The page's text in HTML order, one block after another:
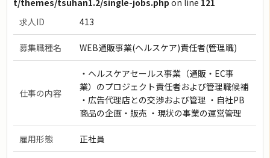
t/themes/tsuhan1.2/single-jobs.php on line 121
求人ID
413
募集職種名 WEB通販事業(ヘルスケア)責任者(管理職)
仕事の内容
・ヘルスケアセールス事業（通販・EC事
業）のプロジェクト責任者および管理職候補
・広告代理店との交渉および管理 ・自社PB
商品の企画・販売 ・現状の事業の運営管理
雇用形態 正社員